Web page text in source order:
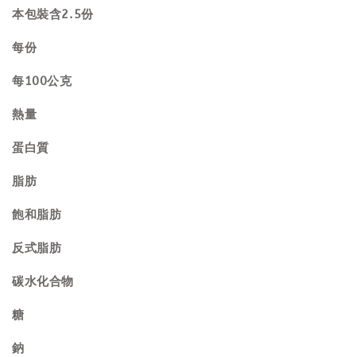
本包裝含2.5份
每份
每100公克
熱量
蛋白質
脂肪
飽和脂肪
反式脂肪
碳水化合物
糖
鈉